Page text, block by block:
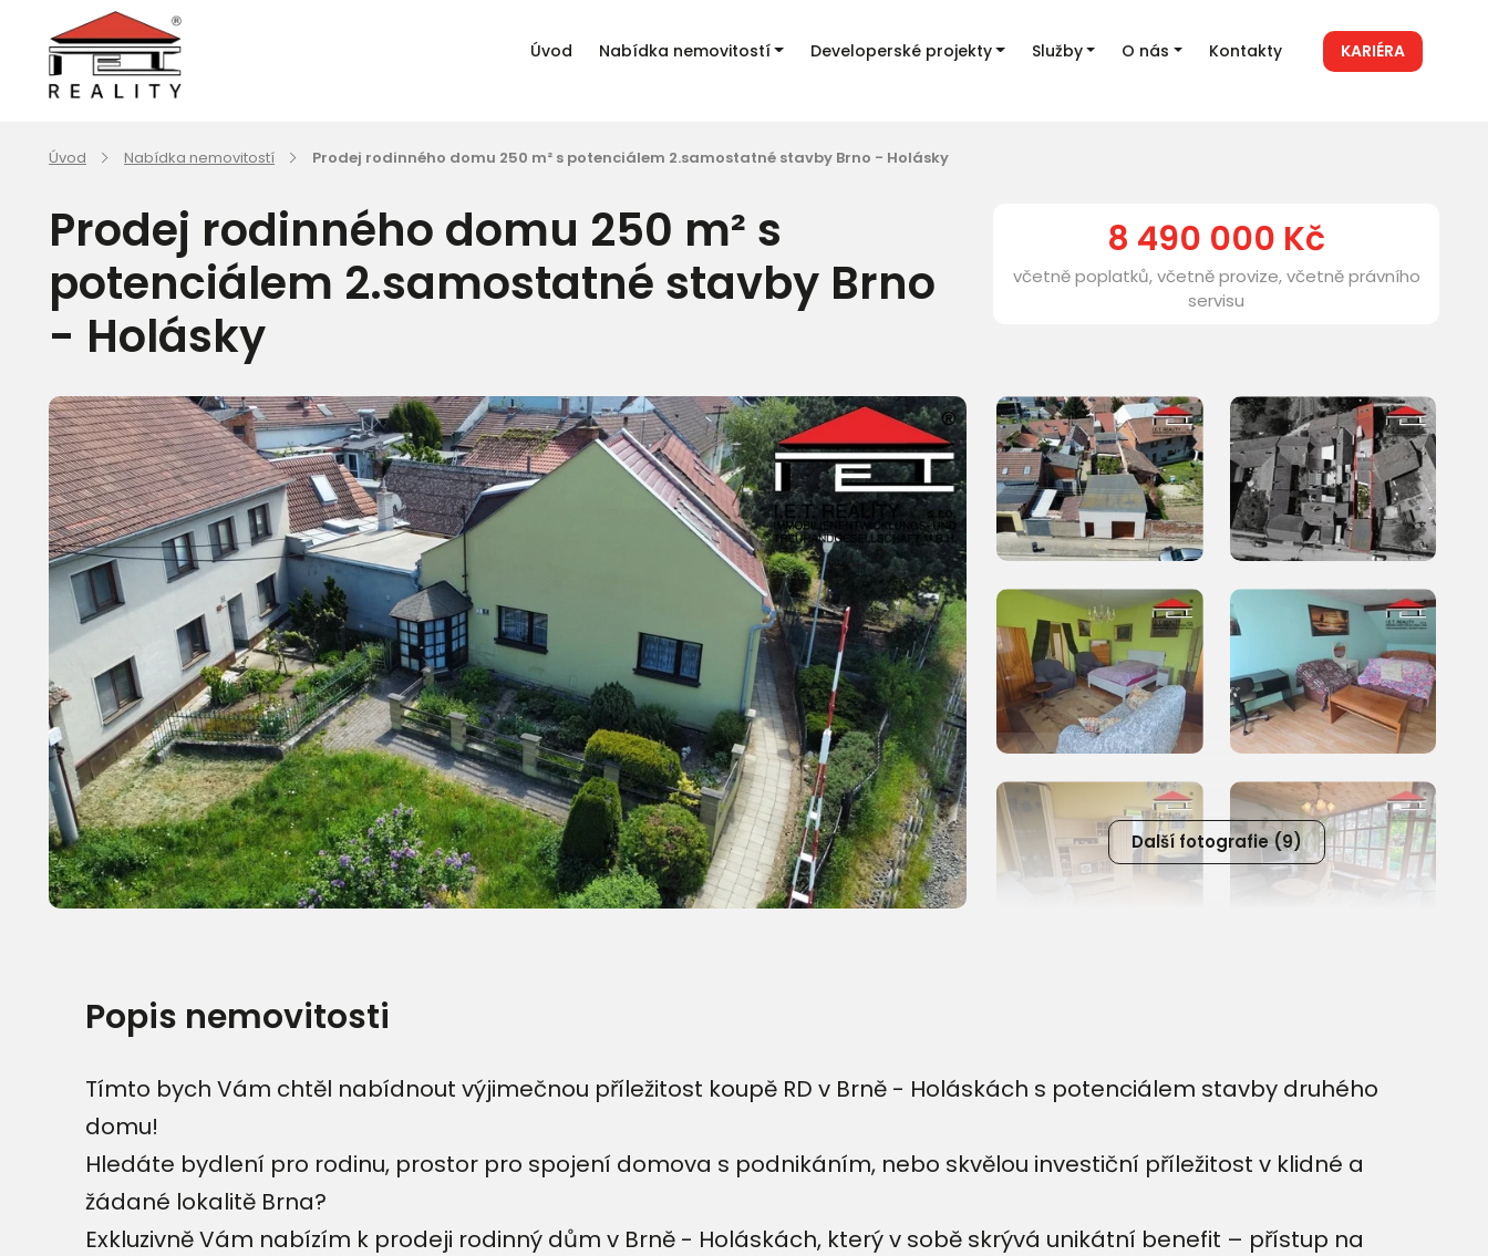
Úvod Nabídka nemovitostí Developerské projekty Služby O nás Kontakty KARIÉRA
Úvod Nabídka nemovitostí Prodej rodinného domu 250 m² s potenciálem 2.samostatné stavby Brno - Holásky
Prodej rodinného domu 250 m² s
potenciálem 2.samostatné stavby Brno
- Holásky
8 490 000 Kč
včetně poplatků, včetně provize, včetně právního
servisu
Další fotografie (9)
Popis nemovitosti
Tímto bych Vám chtěl nabídnout výjimečnou příležitost koupě RD v Brně - Holáskách s potenciálem stavby druhého
domu!
​Hledáte bydlení pro rodinu, prostor pro spojení domova s podnikáním, nebo skvělou investiční příležitost v klidné a
žádané lokalitě Brna?
​Exkluzivně Vám nabízím k prodeji rodinný dům v Brně - Holáskách, který v sobě skrývá unikátní benefit – přístup na